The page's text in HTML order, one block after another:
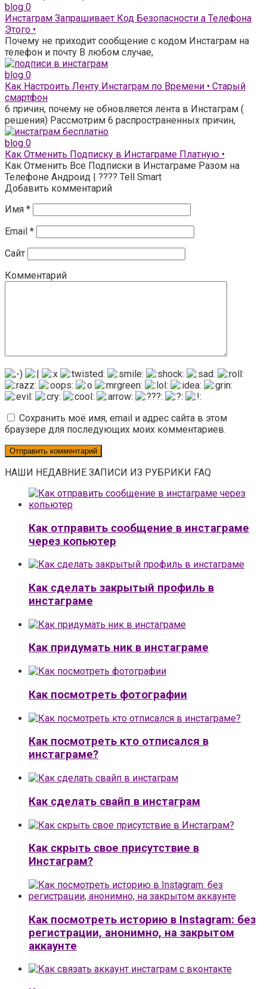
blog 0
Инстаграм Запрашивает Код Безопасности а Телефона
Этого •
Почему не приходит сообщение с кодом Инстаграм на
телефон и почту В любом случае,
blog 0
Как Настроить Ленту Инстаграм по Времени • Старый
смартфон
6 причин, почему не обновляется лента в Инстаграм (
решения) Рассмотрим 6 распространенных причин,
blog 0
Как Отменить Подписку в Инстаграме Платную •
Как Отменить Все Подписки в Инстаграме Разом на
Телефоне Андроид | ???? Tell Smart
Добавить комментарий
Имя *
Email *
Сайт
Комментарий
Сохранить моё имя, email и адрес сайта в этом
браузере для последующих моих комментариев.
НАШИ НЕДАВНИЕ ЗАПИСИ ИЗ РУБРИКИ FAQ
Как отправить сообщение в инстаграме
через копьютер
Как сделать закрытый профиль в
инстаграме
Как придумать ник в инстаграме
Как посмотреть фотографии
Как посмотреть кто отписался в
инстаграме?
Как сделать свайп в инстаграм
Как скрыть свое присутствие в
Инстаграм?
Как посмотреть историю в Instagram: без
регистрации, анонимно, на закрытом
аккаунте